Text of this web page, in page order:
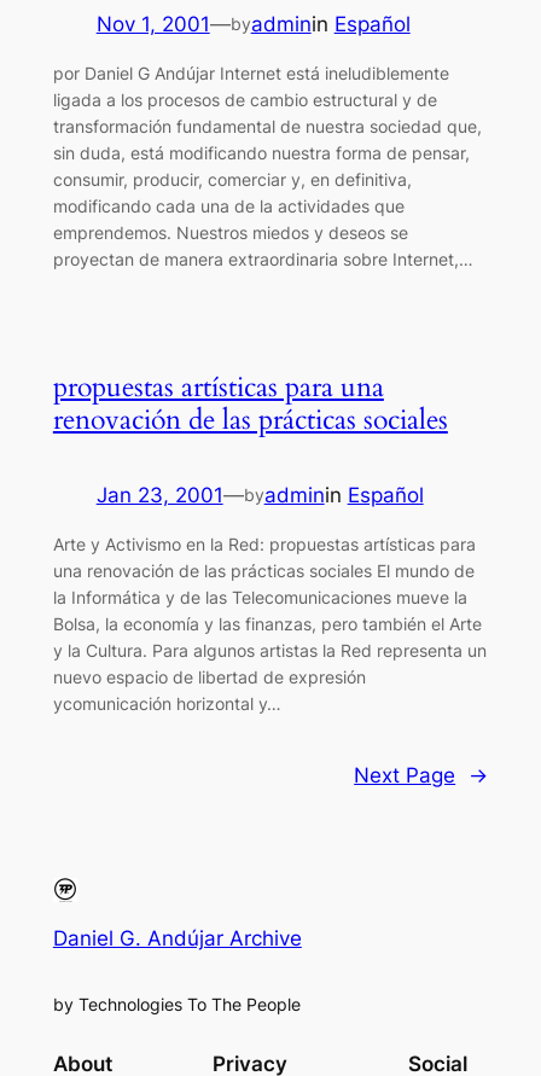
Nov 1, 2001—byadminin Español
por Daniel G Andújar Internet está ineludiblemente
ligada a los procesos de cambio estructural y de
transformación fundamental de nuestra sociedad que,
sin duda, está modificando nuestra forma de pensar,
consumir, producir, comerciar y, en definitiva,
modificando cada una de la actividades que
emprendemos. Nuestros miedos y deseos se
proyectan de manera extraordinaria sobre Internet,…
propuestas artísticas para una
renovación de las prácticas sociales
Jan 23, 2001—byadminin Español
Arte y Activismo en la Red: propuestas artísticas para
una renovación de las prácticas sociales El mundo de
la Informática y de las Telecomunicaciones mueve la
Bolsa, la economía y las finanzas, pero también el Arte
y la Cultura. Para algunos artistas la Red representa un
nuevo espacio de libertad de expresión
ycomunicación horizontal y…
Next Page →
Daniel G. Andújar Archive
by Technologies To The People
About Privacy Social